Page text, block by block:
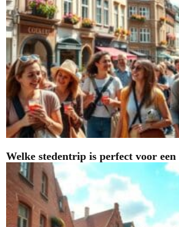
Welke stedentrip is perfect voor een